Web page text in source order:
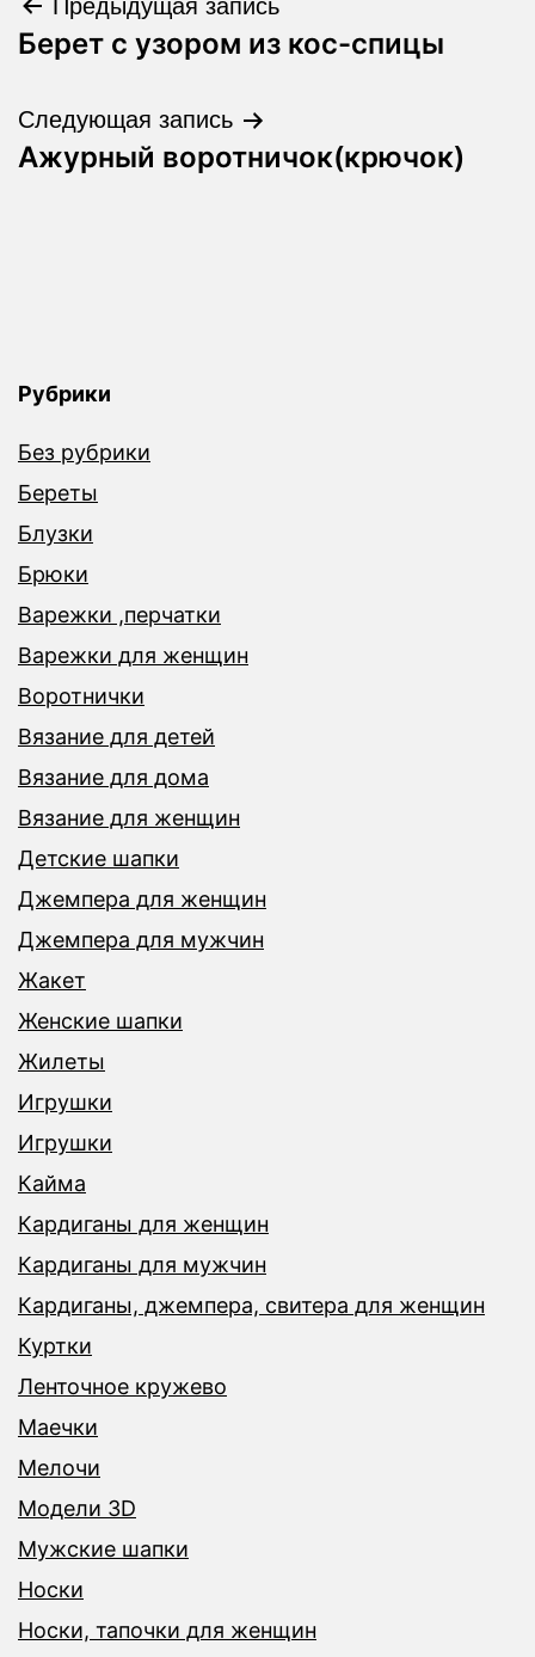
Навигация
по
записям
Берет с узором из кос-спицы
Следующая запись
Ажурный воротничок(крючок)
Рубрики
Без рубрики
Береты
Блузки
Брюки
Варежки ,перчатки
Варежки для женщин
Воротнички
Вязание для детей
Вязание для дома
Вязание для женщин
Детские шапки
Джемпера для женщин
Джемпера для мужчин
Жакет
Женские шапки
Жилеты
Игрушки
Игрушки
Кайма
Кардиганы для женщин
Кардиганы для мужчин
Кардиганы, джемпера, свитера для женщин
Куртки
Ленточное кружево
Маечки
Мелочи
Модели 3D
Мужские шапки
Носки
Носки, тапочки для женщин